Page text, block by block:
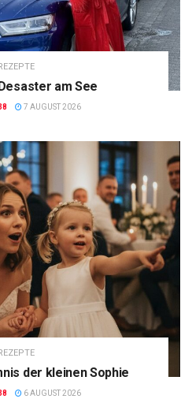
REZEPTE
am See
7 AUGUST 2026
REZEPTE
der kleinen Sophie
6 AUGUST 2026